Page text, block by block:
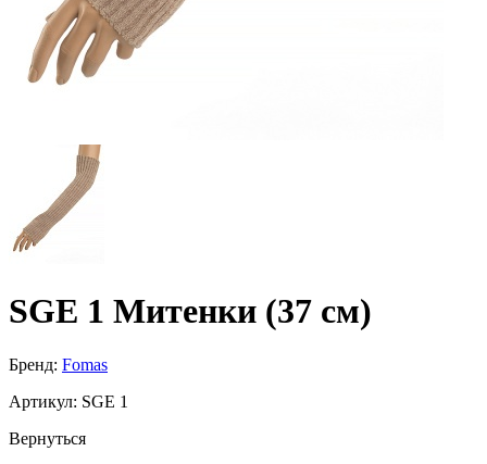
SGE 1 Митенки (37 см)
Бренд: Fomas
Артикул: SGE 1
Вернуться